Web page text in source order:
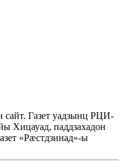
сайт. Газет уадзынц РЦИ-
Хицауад, паддзахадон
«Рæстдзинад»-ы